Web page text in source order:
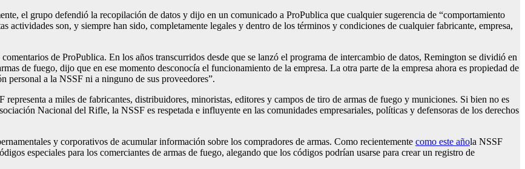
el grupo defendió la recopilación de datos y dijo en un comunicado a ProPublica que cualquier sugerencia de “comportamiento
actividades son, y siempre han sido, completamente legales y dentro de los términos y condiciones de cualquier fabricante, empresa,
de ProPublica. En los años transcurridos desde que se lanzó el programa de intercambio de datos, Remington se dividió en
de fuego, dijo que en ese momento desconocía el funcionamiento de la empresa. La otra parte de la empresa ahora es propiedad de
a la NSSF ni a ninguno de sus proveedores”.
a miles de fabricantes, distribuidores, minoristas, editores y campos de tiro de armas de fuego y municiones. Si bien no es
Nacional del Rifle, la NSSF es respetada e influyente en las comunidades empresariales, políticas y defensoras de los derechos
y corporativos de acumular información sobre los compradores de armas. Como recientemente como este añola NSSF
especiales para los comerciantes de armas de fuego, alegando que los códigos podrían usarse para crear un registro de